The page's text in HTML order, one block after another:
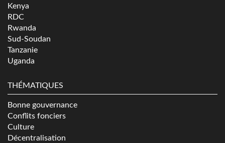
Kenya
RDC
Rwanda
Sud-Soudan
Tanzanie
Uganda
THÉMATIQUES
Bonne gouvernance
Conflits fonciers
Culture
Décentralisation